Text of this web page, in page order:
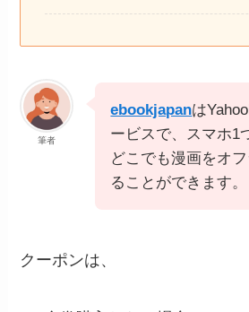
筆者
ebookjapanは
ービスで、スマホ1
どこでも漫画をオ
ることができます。
クーポンは、